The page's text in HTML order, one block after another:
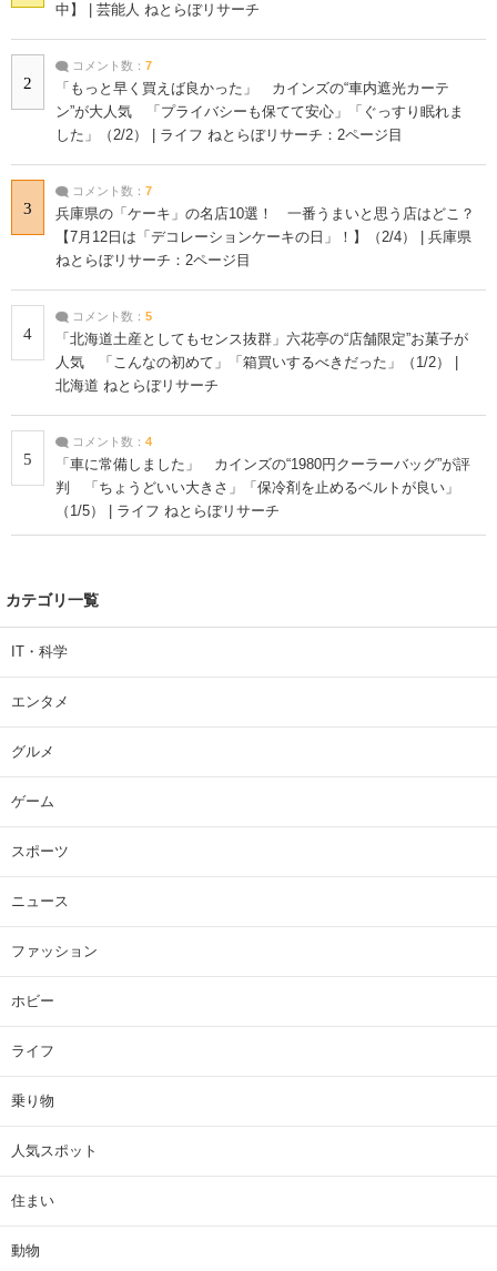
中】 | 芸能人 ねとらぼリサーチ
2
コメント数： 7
「もっと早く買えば良かった」 カインズの“車内遮光カーテ
ン”が大人気 「プライバシーも保てて安心」「ぐっすり眠れま
した」（2/2） | ライフ ねとらぼリサーチ：2ページ目
3
コメント数： 7
兵庫県の「ケーキ」の名店10選！ 一番うまいと思う店はどこ？
【7月12日は「デコレーションケーキの日」！】（2/4） | 兵庫県
ねとらぼリサーチ：2ページ目
4
コメント数： 5
「北海道土産としてもセンス抜群」六花亭の“店舗限定”お菓子が
人気 「こんなの初めて」「箱買いするべきだった」（1/2） |
北海道 ねとらぼリサーチ
5
コメント数： 4
「車に常備しました」 カインズの“1980円クーラーバッグ”が評
判 「ちょうどいい大きさ」「保冷剤を止めるベルトが良い」
（1/5） | ライフ ねとらぼリサーチ
カテゴリ一覧
IT・科学
エンタメ
グルメ
ゲーム
スポーツ
ニュース
ファッション
ホビー
ライフ
乗り物
人気スポット
住まい
動物